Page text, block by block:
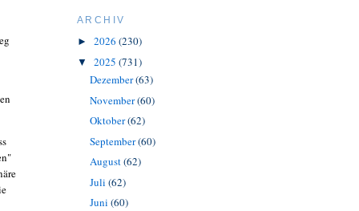
ARCHIV
► 2026 (230)
▼ 2025 (731)
Dezember(63)
November(60)
Oktober(62)
September(60)
August(62)
Juli (62)
Juni (60)